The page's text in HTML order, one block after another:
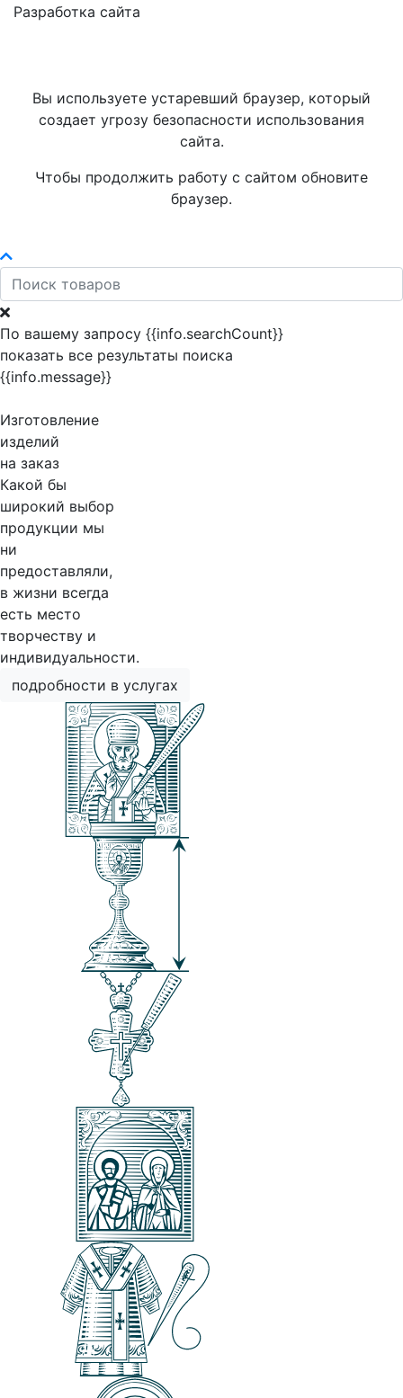
Разработка сайта
Вы используете устаревший браузер, который
создает угрозу безопасности использования
сайта.
Чтобы продолжить работу с сайтом обновите
браузер.
По вашему запросу {{info.searchCount}}
показать все результаты поиска
{{info.message}}
Изготовление
изделий
на заказ
Какой бы
широкий выбор
продукции мы
ни
предоставляли,
в жизни всегда
есть место
творчеству и
индивидуальности.
подробности в услугах